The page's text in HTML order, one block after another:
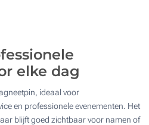
elke dag
ideaal voor
en professionele evenementen. Het
blijft goed zichtbaar voor namen of